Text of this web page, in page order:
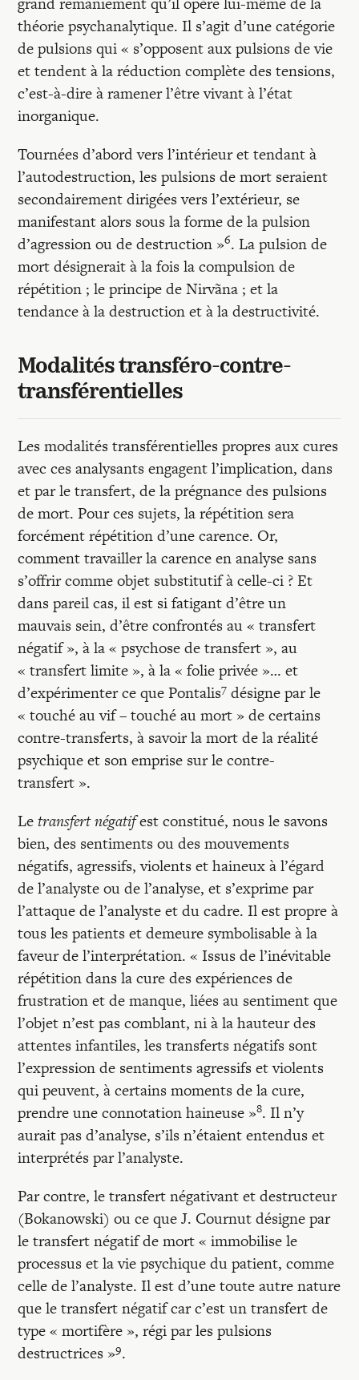
théorie psychanalytique. Il s’agit d’une catégorie
de pulsions qui « s’opposent aux pulsions de vie
et tendent à la réduction complète des tensions,
c’est-à-dire à ramener l’être vivant à l’état
inorganique.
Tournées d’abord vers l’intérieur et tendant à
l’autodestruction, les pulsions de mort seraient
secondairement dirigées vers l’extérieur, se
manifestant alors sous la forme de la pulsion
d’agression ou de destruction »6. La pulsion de
mort désignerait à la fois la compulsion de
répétition ; le principe de Nirvãna ; et la
tendance à la destruction et à la destructivité.
Modalités transféro-contre-
transférentielles
Les modalités transférentielles propres aux cures
avec ces analysants engagent l’implication, dans
et par le transfert, de la prégnance des pulsions
de mort. Pour ces sujets, la répétition sera
forcément répétition d’une carence. Or,
comment travailler la carence en analyse sans
s’offrir comme objet substitutif à celle-ci ? Et
dans pareil cas, il est si fatigant d’être un
mauvais sein, d’être confrontés au « transfert
négatif », à la « psychose de transfert », au
« transfert limite », à la « folie privée »… et
d’expérimenter ce que Pontalis7 désigne par le
« touché au vif – touché au mort » de certains
contre-transferts, à savoir la mort de la réalité
psychique et son emprise sur le contre-
transfert ».
Letransfert négatifest constitué, nous le savons
bien, des sentiments ou des mouvements
négatifs, agressifs, violents et haineux à l’égard
de l’analyste ou de l’analyse, et s’exprime par
l’attaque de l’analyste et du cadre. Il est propre à
tous les patients et demeure symbolisable à la
faveur de l’interprétation. « Issus de l’inévitable
répétition dans la cure des expériences de
frustration et de manque, liées au sentiment que
l’objet n’est pas comblant, ni à la hauteur des
attentes infantiles, les transferts négatifs sont
l’expression de sentiments agressifs et violents
qui peuvent, à certains moments de la cure,
prendre une connotation haineuse »8. Il n’y
aurait pas d’analyse, s’ils n’étaient entendus et
interprétés par l’analyste.
Par contre, le transfert négativant et destructeur
(Bokanowski) ou ce que J. Cournut désigne par
le transfert négatif de mort « immobilise le
processus et la vie psychique du patient, comme
celle de l’analyste. Il est d’une toute autre nature
que le transfert négatif car c’est un transfert de
type « mortifère », régi par les pulsions
destructrices »9.